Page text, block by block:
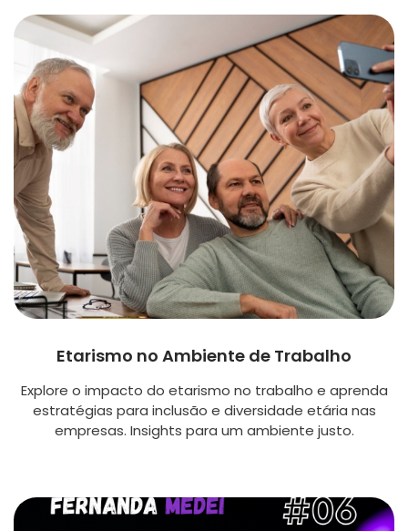
Etarismo no Ambiente de Trabalho
Explore o impacto do etarismo no trabalho e aprenda
estratégias para inclusão e diversidade etária nas
empresas. Insights para um ambiente justo.